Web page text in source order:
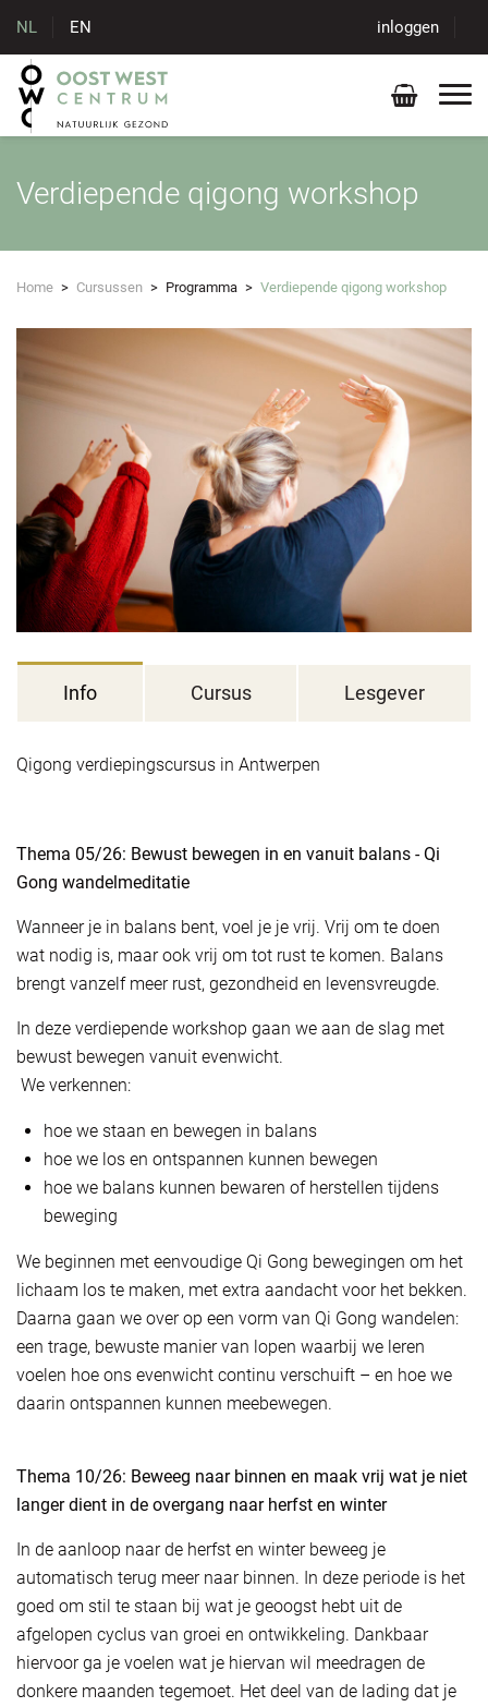
NL EN inloggen
Verdiepende qigong workshop
Home > Cursussen > Programma > Verdiepende qigong workshop
Info Cursus Lesgever
Qigong verdiepingscursus in Antwerpen
Thema 05/26: Bewust bewegen in en vanuit balans - Qi
Gong wandelmeditatie
Wanneer je in balans bent, voel je je vrij. Vrij om te doen
wat nodig is, maar ook vrij om tot rust te komen. Balans
brengt vanzelf meer rust, gezondheid en levensvreugde.
In deze verdiepende workshop gaan we aan de slag met
bewust bewegen vanuit evenwicht.
We verkennen:
hoe we staan en bewegen in balans
hoe we los en ontspannen kunnen bewegen
hoe we balans kunnen bewaren of herstellen tijdens
beweging
We beginnen met eenvoudige Qi Gong bewegingen om het
lichaam los te maken, met extra aandacht voor het bekken.
Daarna gaan we over op een vorm van Qi Gong wandelen:
een trage, bewuste manier van lopen waarbij we leren
voelen hoe ons evenwicht continu verschuift – en hoe we
daarin ontspannen kunnen meebewegen.
Thema 10/26: Beweeg naar binnen en maak vrij wat je niet
langer dient in de overgang naar herfst en winter
In de aanloop naar de herfst en winter beweeg je
automatisch terug meer naar binnen. In deze periode is het
goed om stil te staan bij wat je geoogst hebt uit de
afgelopen cyclus van groei en ontwikkeling. Dankbaar
hiervoor ga je voelen wat je hiervan wil meedragen de
donkere maanden tegemoet. Het deel van de lading dat je